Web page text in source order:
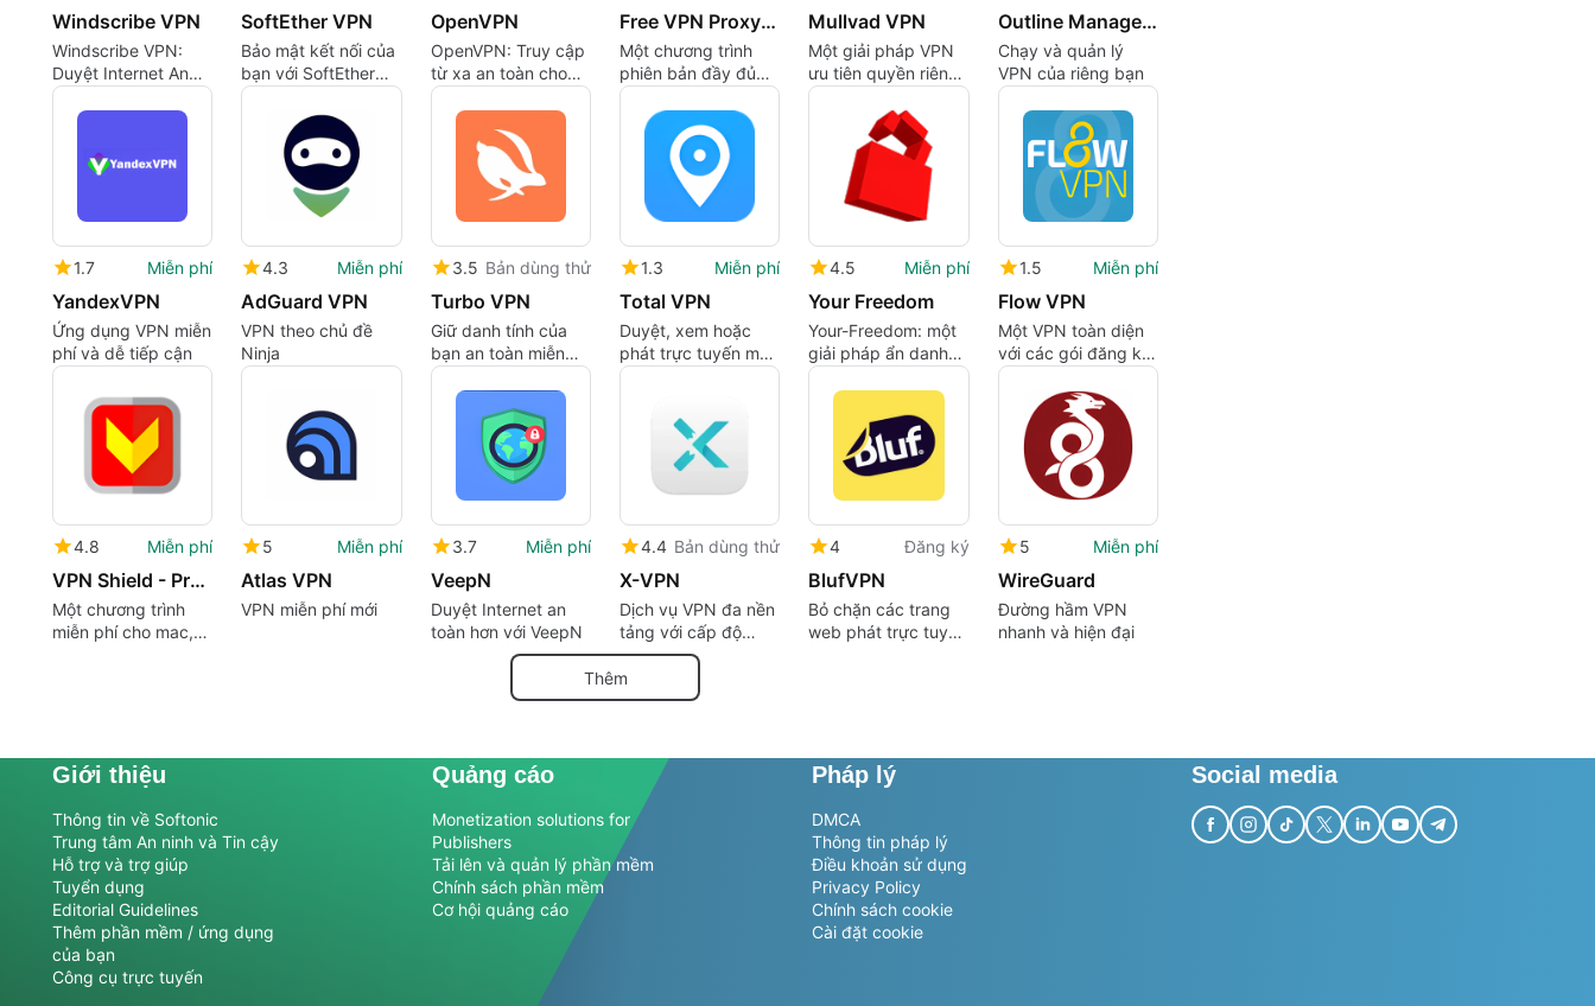
Windscribe VPN
Windscribe VPN:
Duyệt Internet An
toàn và Đa năng
SoftEther VPN
Bảo mật kết nối của
bạn với SoftEther
VPN
OpenVPN
OpenVPN: Truy cập
từ xa an toàn cho
người dùng Mac
Free VPN Proxy by Seed4.Me
Một chương trình
phiên bản đầy đủ
cho Mac, bởi
Seed4.Me VPN.
Mullvad VPN
Một giải pháp VPN
ưu tiên quyền riêng
tư
Outline Manager VPN
Chạy và quản lý
VPN của riêng bạn
1.7 Miễn phí
YandexVPN
Ứng dụng VPN miễn
phí và dễ tiếp cận
4.3 Miễn phí
AdGuard VPN
VPN theo chủ đề
Ninja
3.5 Bản dùng thử
Turbo VPN
Giữ danh tính của
bạn an toàn miễn
phí với Turbo VPN
1.3 Miễn phí
Total VPN
Duyệt, xem hoặc
phát trực tuyến mọi
thứ, mọi nơi!
4.5 Miễn phí
Your Freedom
Your-Freedom: một
giải pháp ẩn danh
và chống kiểm
duyệt
1.5 Miễn phí
Flow VPN
Một VPN toàn diện
với các gói đăng ký
tiết kiệm chi phí
4.8 Miễn phí
VPN Shield - Proxy Wi-Fi Security & Unblock Sites
Một chương trình
miễn phí cho mac,
5 Miễn phí
Atlas VPN
VPN miễn phí mới
3.7 Miễn phí
VeepN
Duyệt Internet an
toàn hơn với VeepN
4.4 Bản dùng thử
X-VPN
Dịch vụ VPN đa nền
tảng với cấp độ
miễn phí
4 Đăng ký
BlufVPN
Bỏ chặn các trang
web phát trực tuyến
5 Miễn phí
WireGuard
Đường hầm VPN
nhanh và hiện đại
Thêm
Giới thiệu
Thông tin về Softonic
Trung tâm An ninh và Tin cậy
Hỗ trợ và trợ giúp
Tuyển dụng
Editorial Guidelines
Thêm phần mềm / ứng dụng
của bạn
Công cụ trực tuyến
Quảng cáo
Monetization solutions for
Publishers
Tải lên và quản lý phần mềm
Chính sách phần mềm
Cơ hội quảng cáo
Pháp lý
DMCA
Thông tin pháp lý
Điều khoản sử dụng
Privacy Policy
Chính sách cookie
Cài đặt cookie
Social media